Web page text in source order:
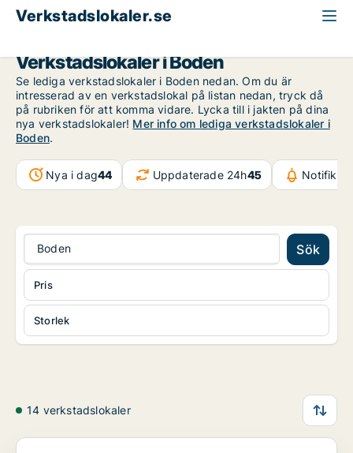
Verkstadslokaler.se
Verkstadslokaler i Boden
Se lediga verkstadslokaler i Boden nedan. Om du är
intresserad av en verkstadslokal på listan nedan, tryck då
på rubriken för att komma vidare. Lycka till i jakten på dina
nya verkstadslokaler! Mer info om lediga verkstadslokaler i
Boden.
Nya i dag44 Uppdaterade 24h45
Boden Sök
Storlek
Pris
14 verkstadslokaler
Industrilokal i Boden